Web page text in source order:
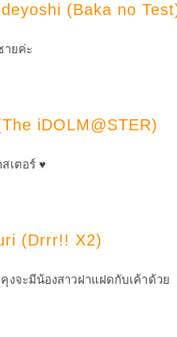
(Baka no
ายค่ะ
iDOLM@STER)
เตอร์ ♥
(Drrr!! X2)
งจะมีน้องสาวฝาแฝดกับเค้าด้วย